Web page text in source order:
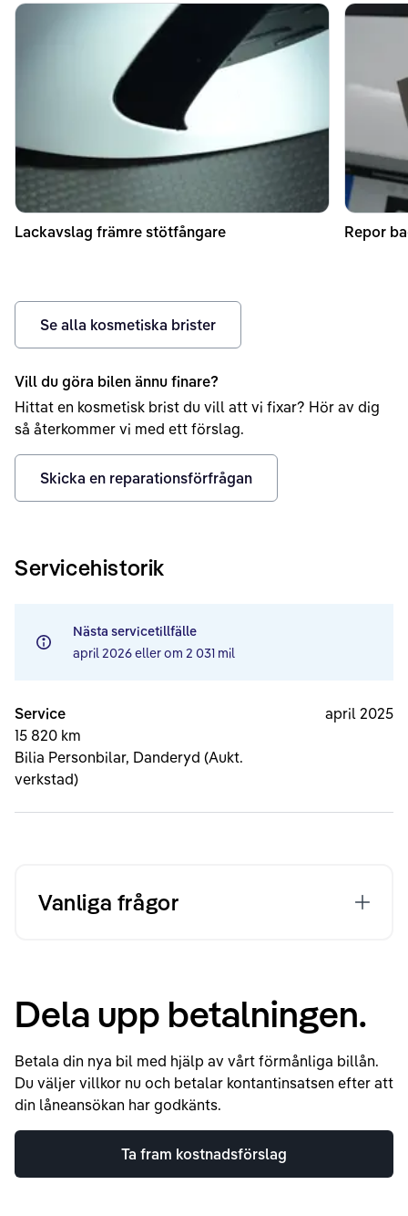
Lackavslag främre stötfångare Repor
Se alla kosmetiska brister
Vill du göra bilen ännu finare?
Hittat en kosmetisk brist du vill att vi fixar? Hör av dig
så återkommer vi med ett förslag.
Skicka en reparationsförfrågan
Servicehistorik
Nästa servicetillfälle
april 2026eller om 2 031 mil
Service
15 820 km
Bilia Personbilar, Danderyd (Aukt.
verkstad)
april 2025
Vanliga frågor
Dela upp betalningen.
Betala din nya bil med hjälp av vårt förmånliga billån.
Du väljer villkor nu och betalar kontantinsatsen efter att
din låneansökan har godkänts.
Ta fram kostnadsförslag